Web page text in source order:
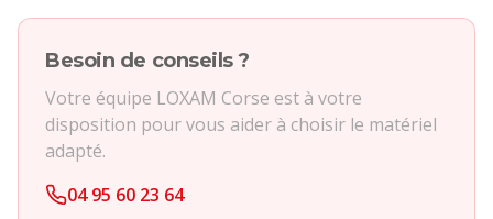
Besoin de conseils ?
Votre équipe LOXAM Corse est à votre
disposition pour vous aider à choisir le matériel
adapté.
04 95 60 23 64